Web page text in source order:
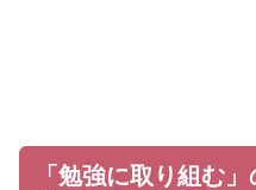
「勉強に取り組む